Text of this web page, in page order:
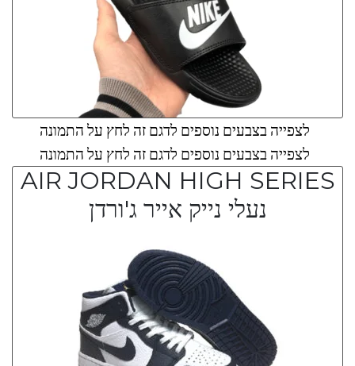
לצפייה בצבעים נוספים לדגם זה לחץ על התמונה
לצפייה בצבעים נוספים לדגם זה לחץ על התמונה
AIR JORDAN HIGH SERIES
נעלי נייק אייר ג'ורדן